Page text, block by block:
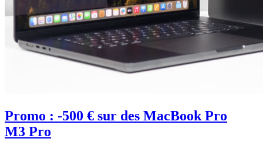
Promo : -500 € sur des MacBook Pro
M3 Pro